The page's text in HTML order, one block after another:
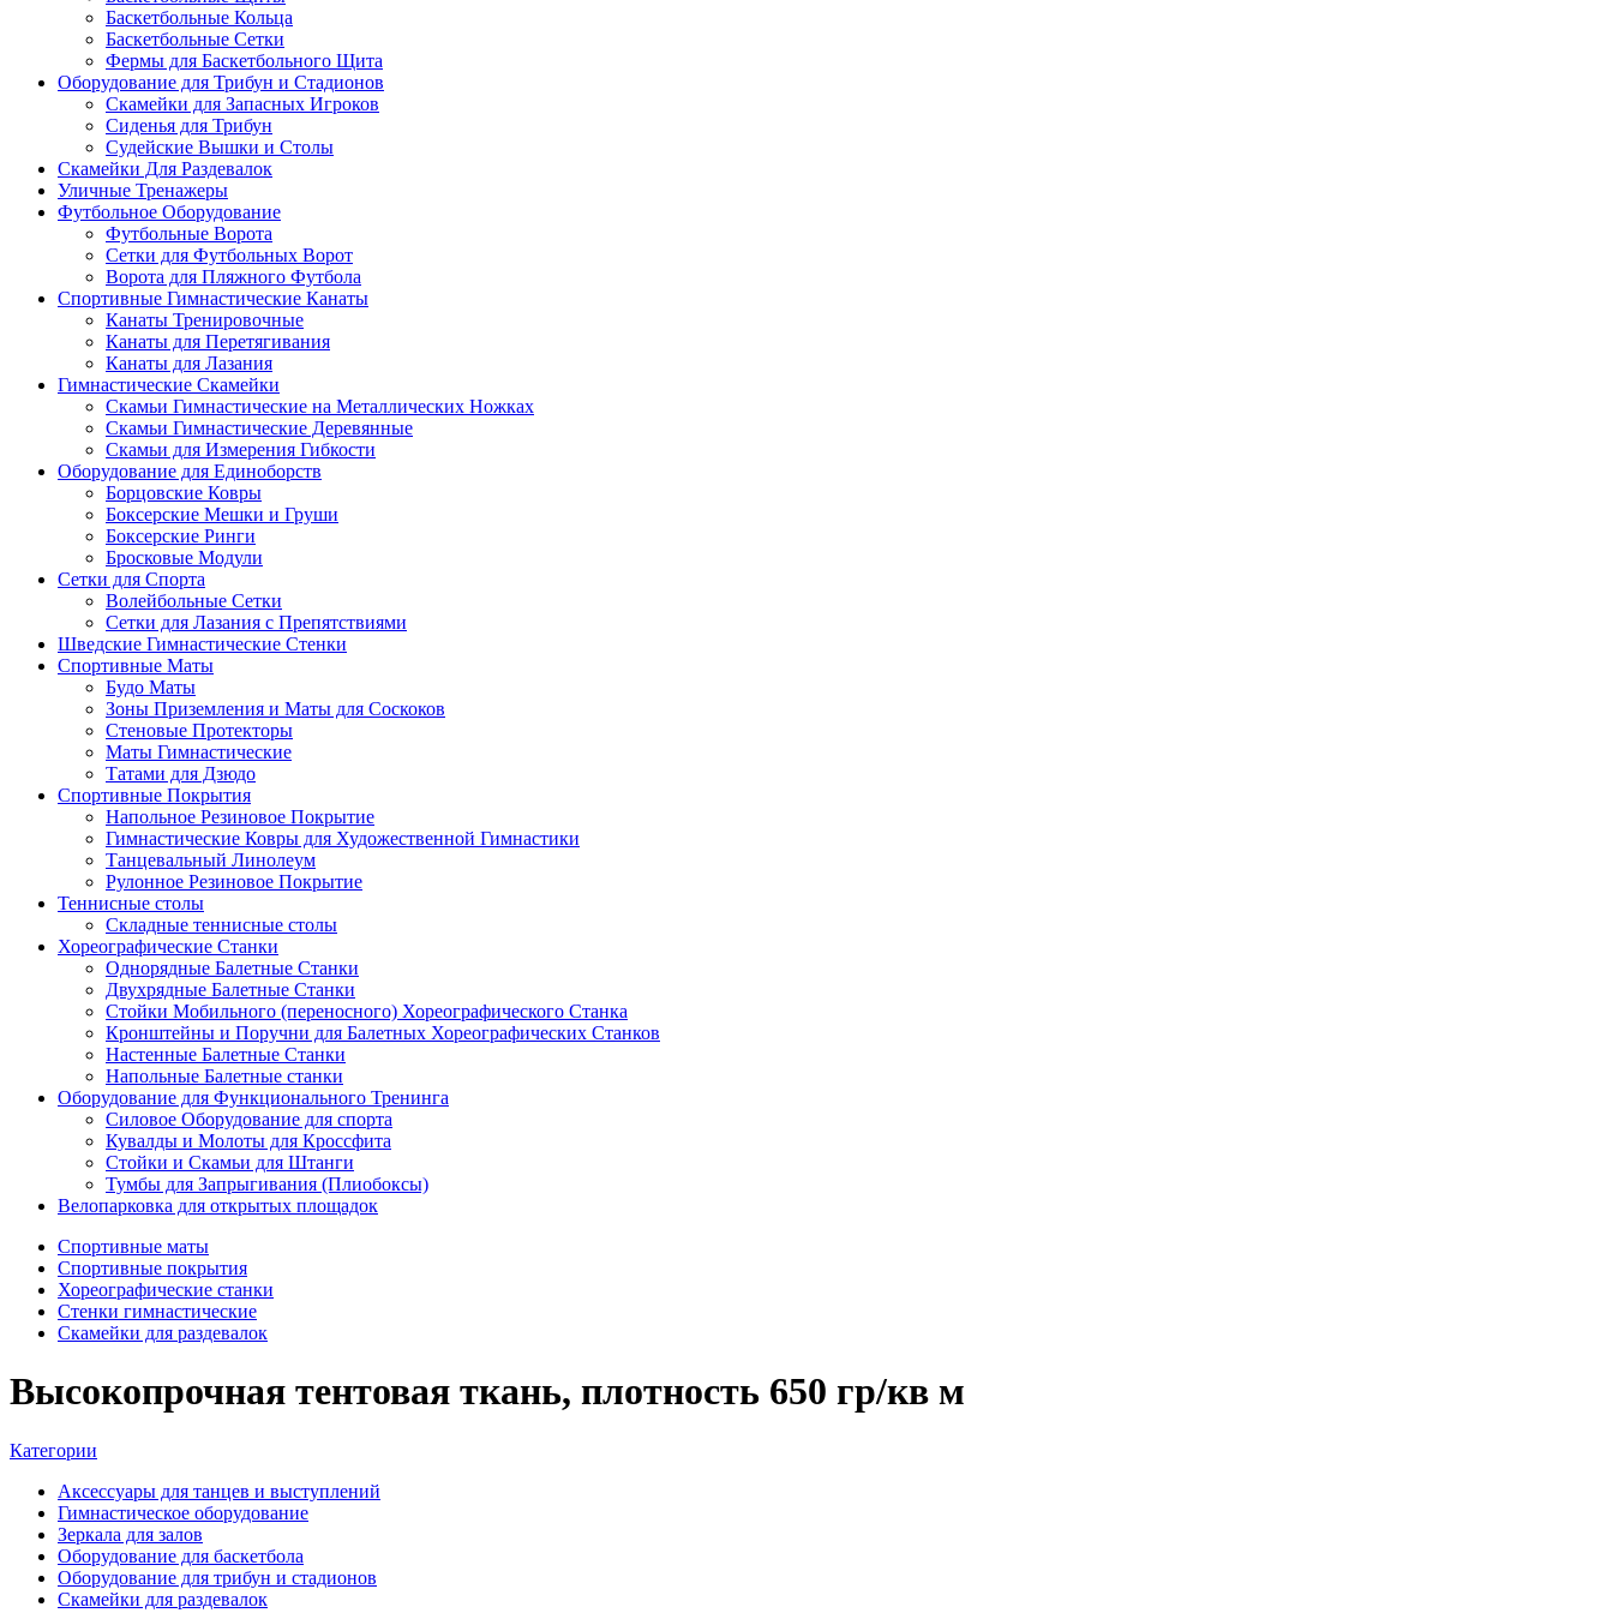
Баскетбольные Кольца
Баскетбольные Сетки
Фермы для Баскетбольного Щита
Оборудование для Трибун и Стадионов
Скамейки для Запасных Игроков
Сиденья для Трибун
Судейские Вышки и Столы
Скамейки Для Раздевалок
Уличные Тренажеры
Футбольное Оборудование
Футбольные Ворота
Сетки для Футбольных Ворот
Ворота для Пляжного Футбола
Спортивные Гимнастические Канаты
Канаты Тренировочные
Канаты для Перетягивания
Канаты для Лазания
Гимнастические Скамейки
Скамьи Гимнастические на Металлических Ножках
Скамьи Гимнастические Деревянные
Скамьи для Измерения Гибкости
Оборудование для Единоборств
Борцовские Ковры
Боксерские Мешки и Груши
Боксерские Ринги
Бросковые Модули
Сетки для Спорта
Волейбольные Сетки
Сетки для Лазания с Препятствиями
Шведские Гимнастические Стенки
Спортивные Маты
Будо Маты
Зоны Приземления и Маты для Соскоков
Стеновые Протекторы
Маты Гимнастические
Татами для Дзюдо
Спортивные Покрытия
Напольное Резиновое Покрытие
Гимнастические Ковры для Художественной Гимнастики
Танцевальный Линолеум
Рулонное Резиновое Покрытие
Теннисные столы
Складные теннисные столы
Хореографические Станки
Однорядные Балетные Станки
Двухрядные Балетные Станки
Стойки Мобильного (переносного) Хореографического Станка
Кронштейны и Поручни для Балетных Хореографических Станков
Настенные Балетные Станки
Напольные Балетные станки
Оборудование для Функционального Тренинга
Силовое Оборудование для спорта
Кувалды и Молоты для Кроссфита
Стойки и Скамьи для Штанги
Тумбы для Запрыгивания (Плиобоксы)
Велопарковка для открытых площадок
Спортивные маты
Спортивные покрытия
Хореографические станки
Стенки гимнастические
Скамейки для раздевалок
Высокопрочная тентовая ткань, плотность 650 гр/кв м
Категории
Аксессуары для танцев и выступлений
Гимнастическое оборудование
Зеркала для залов
Оборудование для баскетбола
Оборудование для трибун и стадионов
Скамейки для раздевалок